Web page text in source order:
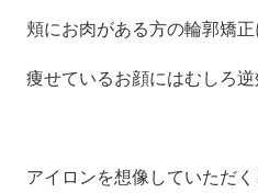
頬にお肉がある方の輪郭矯正
痩せているお顔にはむしろ逆
アイロンを想像していただ